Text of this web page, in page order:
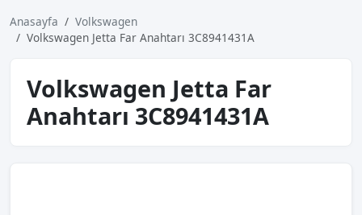
Anasayfa
Volkswagen
Volkswagen Jetta Far Anahtarı 3C8941431A
Volkswagen Jetta Far
Anahtarı 3C8941431A